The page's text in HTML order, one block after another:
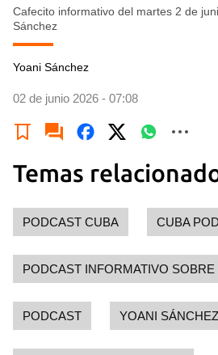
Cafecito informativo del martes 2 de
Sánchez
Yoani Sánchez
02 de junio 2026 - 07:08
Temas
PODCAST CUBA CUBA
PODCAST INFORMATIVO SOBRE
PODCAST YOANI SÁNCHEZ